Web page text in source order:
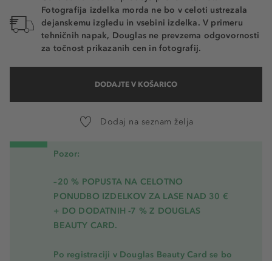
Fotografija izdelka morda ne bo v celoti ustrezala
dejanskemu izgledu in vsebini izdelka. V primeru
tehničnih napak, Douglas ne prevzema odgovornosti
za točnost prikazanih cen in fotografij.
DODAJTE V KOŠARICO
Dodaj na seznam želja
Pozor:
–20 % POPUSTA NA CELOTNO
PONUDBO IZDELKOV ZA LASE NAD 30 €
+ DO DODATNIH -7 % Z DOUGLAS
BEAUTY CARD.
Po registraciji v Douglas Beauty Card se bo